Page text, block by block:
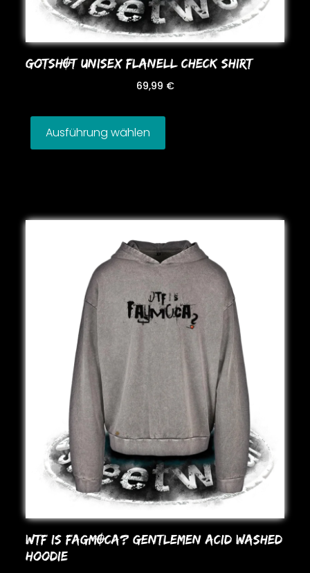
GoTSHOT UNISEX FLANELL CHECK SHIRT
69,99 €
Ausführung wählen
WTF IS FAGMOCA? GENTLEMEN ACID WASHED
HooDIE